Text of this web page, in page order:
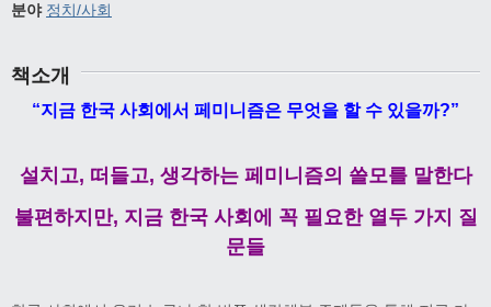
분야 정치/사회
책소개
“지금 한국 사회에서 페미니즘은 무엇을 할 수 있을까?”
설치고, 떠들고, 생각하는 페미니즘의 쓸모를 말한다
불편하지만, 지금 한국 사회에 꼭 필요한 열두 가지 질
문들